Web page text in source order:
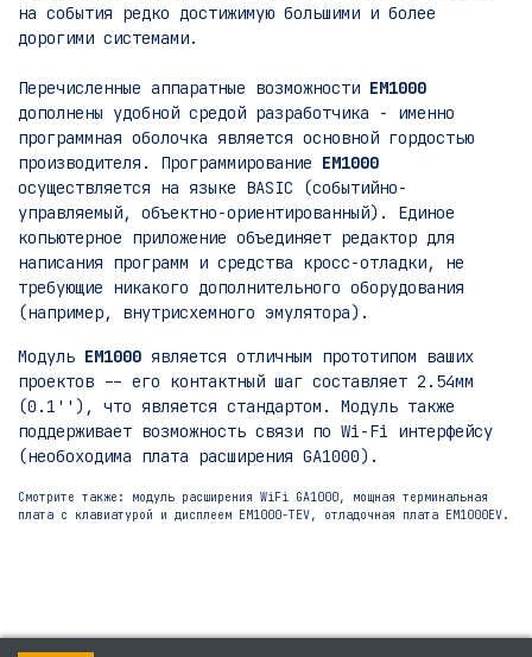
на события редко достижимую большими и более
дорогими системами.
Перечисленные аппаратные возможности EM1000
дополнены удобной средой разработчика - именно
программная оболочка является основной гордостью
производителя. Программирование EM1000
осуществляется на языке BASIC (событийно-
управляемый, объектно-ориентированный). Единое
копьютерное приложение объединяет редактор для
написания программ и средства кросс-отладки, не
требующие никакого дополнительного оборудования
(например, внутрисхемного эмулятора).
Модуль EM1000 является отличным прототипом ваших
проектов -- его контактный шаг составляет 2.54мм
(0.1''), что является стандартом. Модуль также
поддерживает возможность связи по Wi-Fi интерфейсу
(необоходима плата расширения GA1000).
Смотрите также: модуль расширения WiFi GA1000, мощная терминальная
плата c клавиатурой и дисплеем EM1000-TEV, отладочная плата EM1000EV.